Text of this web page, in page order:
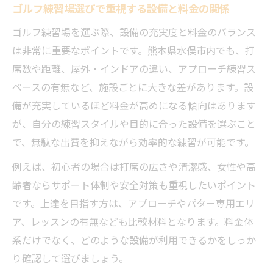
ゴルフ練習場選びで重視する設備と料金の関係
ゴルフ練習場を選ぶ際、設備の充実度と料金のバランス
は非常に重要なポイントです。熊本県水俣市内でも、打
席数や距離、屋外・インドアの違い、アプローチ練習ス
ペースの有無など、施設ごとに大きな差があります。設
備が充実しているほど料金が高めになる傾向はあります
が、自分の練習スタイルや目的に合った設備を選ぶこと
で、無駄な出費を抑えながら効率的な練習が可能です。
例えば、初心者の場合は打席の広さや清潔感、女性や高
齢者ならサポート体制や安全対策も重視したいポイント
です。上達を目指す方は、アプローチやパター専用エリ
ア、レッスンの有無なども比較材料となります。料金体
系だけでなく、どのような設備が利用できるかをしっか
り確認して選びましょう。